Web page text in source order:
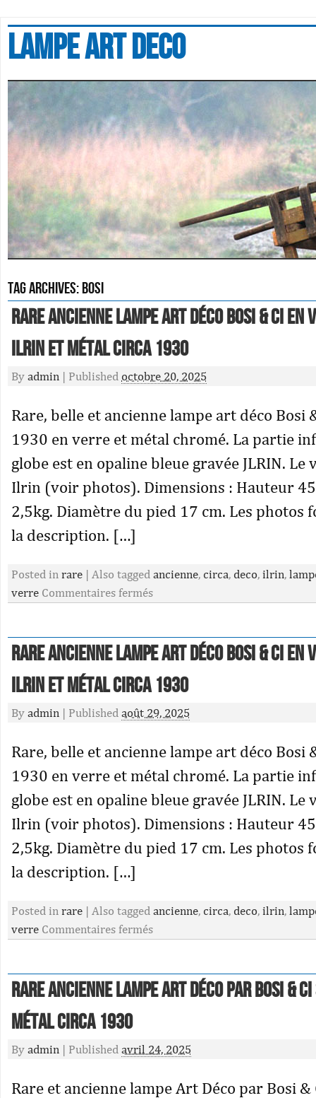
Lampe art deco
Tag Archives:bosi
RARE ANCIENNE LAMPE Art Déco Bosi & Ci en
ILRIN et Métal Circa 1930
By admin | Published octobre 20, 2025
Rare, belle et ancienne lampe art déco Bosi
1930 en verre et métal chromé. La partie
globe est en opaline bleue gravée JLRIN. Le
Ilrin (voir photos). Dimensions : Hauteur
2,5kg. Diamètre du pied 17 cm. Les photos
la description. […]
Posted in rare | Also tagged ancienne, circa, deco, ilrin,
verre Commentaires fermés
RARE ANCIENNE LAMPE Art Déco Bosi & Ci en
ILRIN et Métal Circa 1930
By admin | Published août 29, 2025
Rare, belle et ancienne lampe art déco Bosi
1930 en verre et métal chromé. La partie
globe est en opaline bleue gravée JLRIN. Le
Ilrin (voir photos). Dimensions : Hauteur
2,5kg. Diamètre du pied 17 cm. Les photos
la description. […]
Posted in rare | Also tagged ancienne, circa, deco, ilrin,
verre Commentaires fermés
Rare ancienne lampe Art Déco par Bosi & Ci
Métal Circa 1930
By admin | Published avril 24, 2025
Rare et ancienne lampe Art Déco par Bosi &